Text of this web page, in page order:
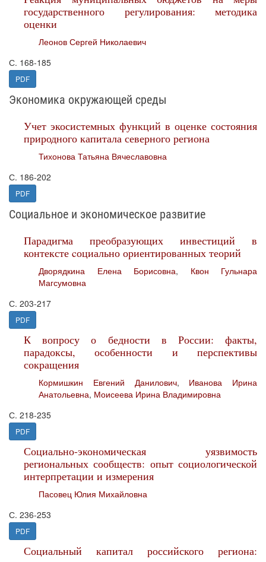
государственного регулирования: методика
оценки
Леонов Сергей Николаевич
С. 168-185
PDF
Экономика окружающей среды
Учет экосистемных функций в оценке состояния
природного капитала северного региона
Тихонова Татьяна Вячеславовна
С. 186-202
PDF
Социальное и экономическое развитие
Парадигма преобразующих инвестиций в
контексте cоциально ориентированных теорий
Дворядкина Елена Борисовна, Квон Гульнара
Магсумовна
С. 203-217
PDF
К вопросу о бедности в России: факты,
парадоксы, особенности и перспективы
сокращения
Кормишкин Евгений Данилович, Иванова Ирина
Анатольевна, Моисеева Ирина Владимировна
С. 218-235
PDF
Социально-экономическая уязвимость
региональных сообществ: опыт социологической
интерпретации и измерения
Пасовец Юлия Михайловна
С. 236-253
PDF
Социальный капитал российского региона: